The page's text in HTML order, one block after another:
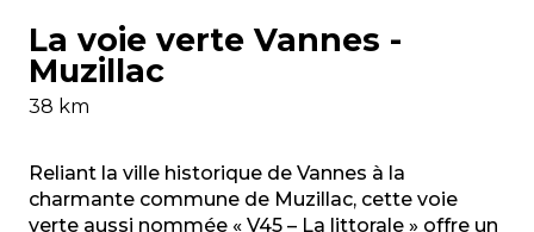
La voie verte Vannes -
Muzillac
38 km
Reliant la ville historique de Vannes à la
charmante commune de Muzillac, cette voie
verte aussi nommée « V45 – La littorale » offre un